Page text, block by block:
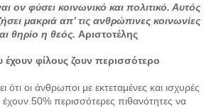
ον φύσει κοινωνικό και πολιτικό. Αυτός
μακριά απ’ τις ανθρώπινες κοινωνίες
θηρίο η θεός. Αριστοτέλης
φίλους ζουν περισσότερο
ότι οι άνθρωποι με εκτεταμένες και ισχυρές
έχουν 50% περισσότερες πιθανότητες να